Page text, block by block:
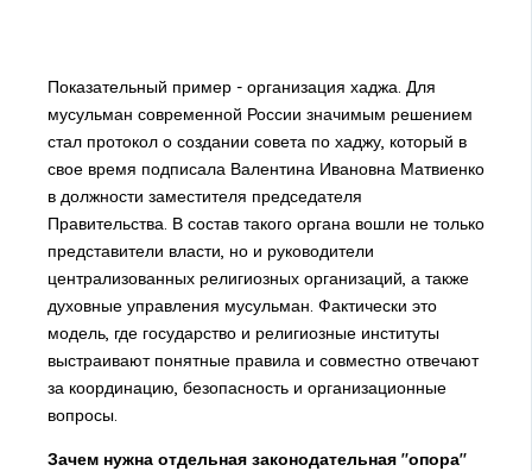
Показательный пример - организация хаджа. Для
мусульман современной России значимым решением
стал протокол о создании совета по хаджу, который в
свое время подписала Валентина Ивановна Матвиенко
в должности заместителя председателя
Правительства. В состав такого органа вошли не только
представители власти, но и руководители
централизованных религиозных организаций, а также
духовные управления мусульман. Фактически это
модель, где государство и религиозные институты
выстраивают понятные правила и совместно отвечают
за координацию, безопасность и организационные
вопросы.
Зачем нужна отдельная законодательная "опора"